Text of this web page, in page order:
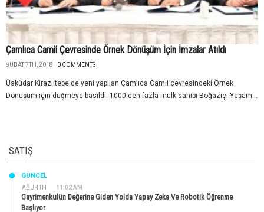
Çamlıca Camii Çevresinde Örnek Dönüşüm İçin İmzalar Atıldı
ŞUBAT 7TH, 2018 | 0 COMMENTS
Üsküdar Kirazlıtepe'de yeni yapılan Çamlıca Camii çevresindeki Örnek
Dönüşüm için düğmeye basıldı. 1000'den fazla mülk sahibi Boğaziçi Yaşam...
SATIŞ
AĞU 4TH 11:02 AM
GÜNCEL
Gayrimenkulün Değerine Giden Yolda Yapay Zeka Ve Robotik Öğrenme
Başlıyor